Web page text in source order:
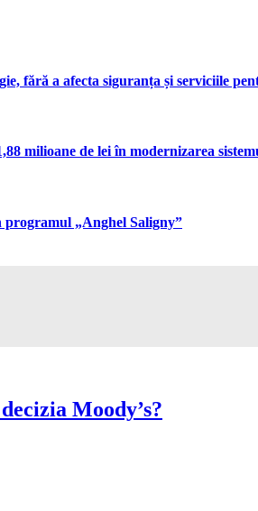
fără a afecta siguranța și serviciile
milioane de lei în modernizarea
„Anghel Saligny”
Moody’s?